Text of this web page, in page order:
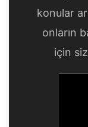
konular
onların
için